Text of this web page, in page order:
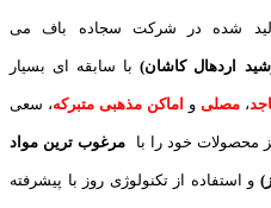
شده در شرکت سجاده باف می
اردهال کاشان)با سابقه ای بسیار
،مصلی و اماکن مذهبی متبرکه، سعی
محصولات خود را با مرغوب ترین مواد
و استفاده از تکنولوژی روز با پیشرفته